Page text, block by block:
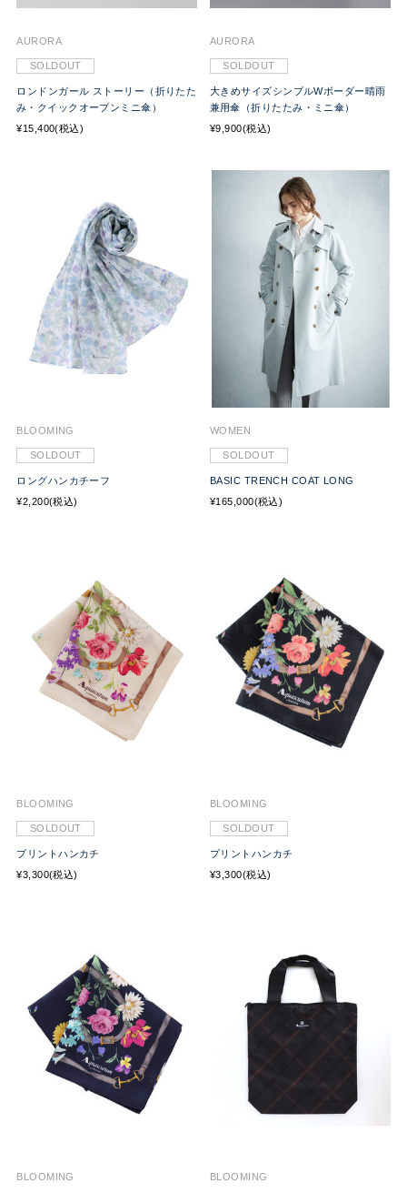
AURORA
SOLDOUT
ロンドンガール ストーリー（折りたた
み・クイックオープンミニ傘）
¥15,400(税込)
AURORA
SOLDOUT
大きめサイズシンプルWボーダー晴雨
兼用傘（折りたたみ・ミニ傘）
¥9,900(税込)
BLOOMING
SOLDOUT
ロングハンカチーフ
¥2,200(税込)
WOMEN
SOLDOUT
BASIC TRENCH COAT LONG
¥165,000(税込)
BLOOMING
SOLDOUT
プリントハンカチ
¥3,300(税込)
BLOOMING
SOLDOUT
プリントハンカチ
¥3,300(税込)
BLOOMING BLOOMING